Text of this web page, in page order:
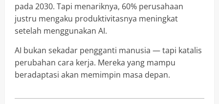
pada 2030. Tapi menariknya, 60% perusahaan
justru mengaku produktivitasnya meningkat
setelah menggunakan AI.
AI bukan sekadar pengganti manusia — tapi katalis
perubahan cara kerja. Mereka yang mampu
beradaptasi akan memimpin masa depan.